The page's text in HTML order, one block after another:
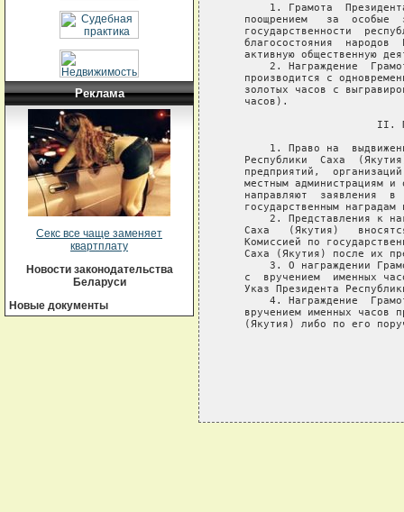
Реклама
Секс все чаще заменяет
квартплату
Новости законодательства
Беларуси
Новые документы
1. Грамота
поощрением   за  особые
государственности
благосостояния  народов
активную общественную
2. Награждение
производится с
золотых часов с
   часов).
II.
1. Право на
Республики  Саха
предприятий,
местным администрациям и
направляют  заявления  в
государственным наградам
2. Представления к
Саха   (Якутия)
Комиссией по
Саха (Якутия) после их
3. О награждении
с  вручением  именных
Указ Президента
4. Награждение
вручением именных часов
(Якутия) либо по его